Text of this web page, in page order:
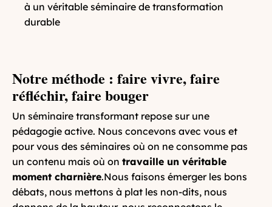
à un véritable séminaire de transformation
durable
Notre méthode : faire vivre, faire
réfléchir, faire bouger
Un séminaire transformant repose sur une
pédagogie active. Nous concevons avec vous et
pour vous des séminaires où on ne consomme pas
un contenu mais où on travaille un véritable
moment charnière.Nous faisons émerger les bons
débats, nous mettons à plat les non-dits, nous